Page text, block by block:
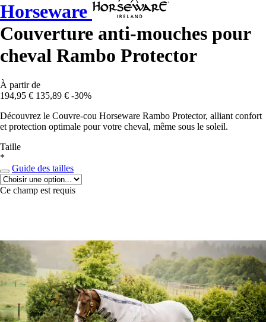
Horseware
Couverture anti-mouches pour
cheval Rambo Protector
À partir de
194,95 € 135,89 € -30%
Découvrez le Couvre-cou Horseware Rambo Protector, alliant confort
et protection optimale pour votre cheval, même sous le soleil.
Taille
*
Guide des tailles
Ce champ est requis